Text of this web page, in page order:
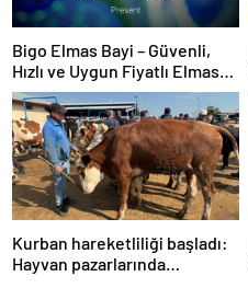
Bigo Elmas Bayi – Güvenli,
Hızlı ve Uygun Fiyatlı Elmas
Satın Almanın Yeni Adresi
Kurban hareketliliği başladı:
Hayvan pazarlarında